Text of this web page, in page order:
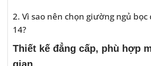
2. Vì sao nên chọn giường ngủ bọc
14?
Thiết kế đẳng cấp, phù hợp
gian